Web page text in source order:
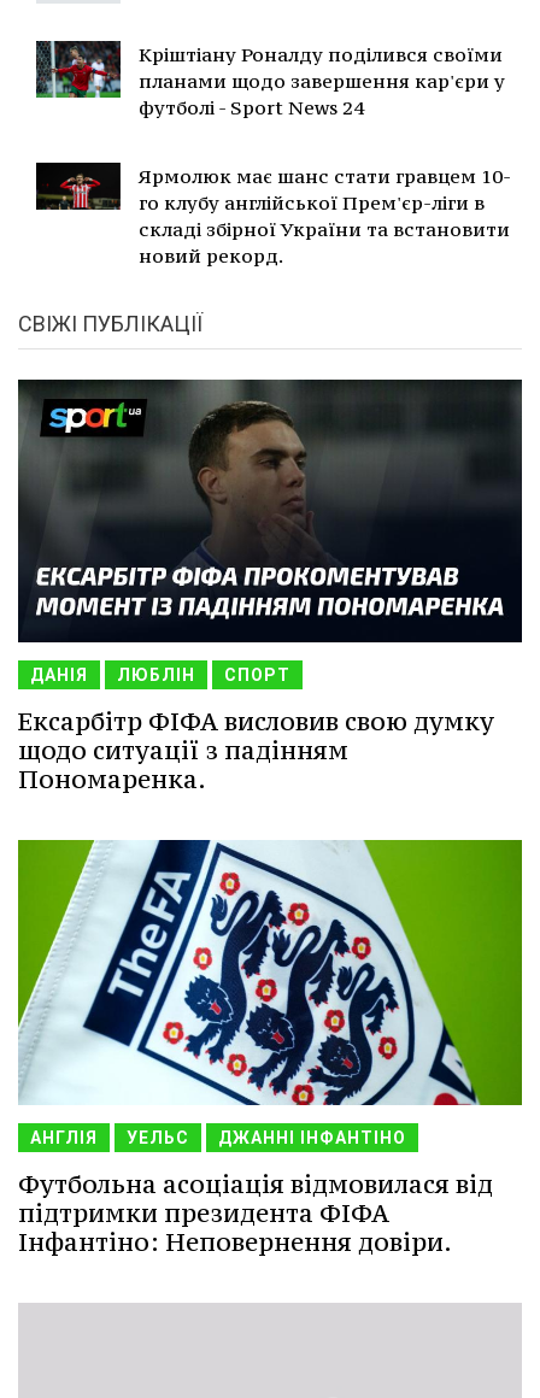
Кріштіану Роналду поділився своїми
планами щодо завершення кар'єри у
футболі - Sport News 24
Ярмолюк має шанс стати гравцем 10-
го клубу англійської Прем'єр-ліги в
складі збірної України та встановити
новий рекорд.
СВІЖІ ПУБЛІКАЦІЇ
ДАНІЯ ЛЮБЛІН СПОРТ
Ексарбітр ФІФА висловив свою думку
щодо ситуації з падінням
Пономаренка.
АНГЛІЯ УЕЛЬС ДЖАННІ ІНФАНТІНО
Футбольна асоціація відмовилася від
підтримки президента ФІФА
Інфантіно: Неповернення довіри.